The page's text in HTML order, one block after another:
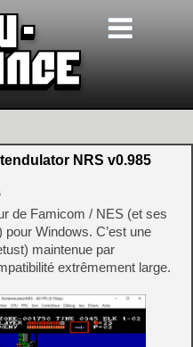
NRS v0.985
de Famicom / NES (et ses
Windows. C’est une
maintenue par
extrêmement large.